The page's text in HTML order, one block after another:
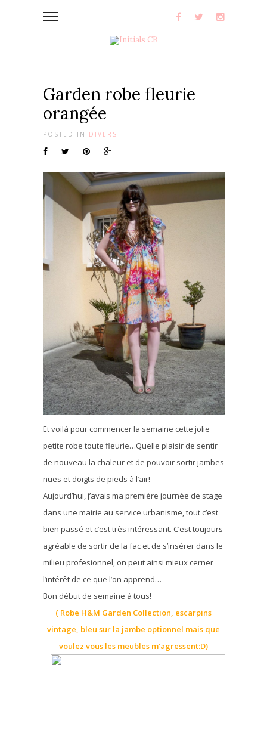
Garden robe fleurie
orangée
POSTED IN DIVERS
Et voilà pour commencer la semaine cette jolie
petite robe toute fleurie…Quelle plaisir de sentir
de nouveau la chaleur et de pouvoir sortir jambes
nues et doigts de pieds à l’air!
Aujourd’hui, j’avais ma première journée de stage
dans une mairie au service urbanisme, tout c’est
bien passé et c’est très intéressant. C’est toujours
agréable de sortir de la fac et de s’insérer dans le
milieu profesionnel, on peut ainsi mieux cerner
l’intérêt de ce que l’on apprend…
Bon début de semaine à tous!
( Robe H&M Garden Collection, escarpins
vintage, bleu sur la jambe optionnel mais que
voulez vous les meubles m’agressent:D)